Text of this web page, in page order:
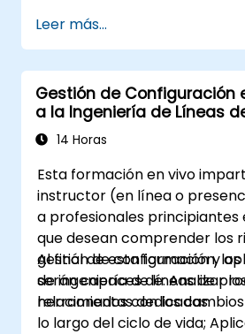
Modelado Conceptual
Leer más...
Gestión de Configuración
a la Ingeniería de Líneas
14 Horas
Esta formación en vivo
instructor (en línea o
a profesionales principiantes
que desean comprender los
gestión de configuración y
de ingeniería de líneas de
herramientas dedicadas.
Al final de esta formación,
serán capaces de: Analizar
relacionados con los
lo largo del ciclo de vida;